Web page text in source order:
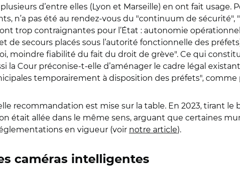
d’entre elles (Lyon et Marseille) en ont fait usage.
n’a pas été au rendez-vous du "continuum de
trop contraignantes pour l’État : autonomie
de secours placés sous l’autorité fonctionnelle des
moindre fiabilité du fait du droit de grève". Ce qui
la Cour préconise-t-elle d’aménager le cadre légal
temporairement à disposition des préfets", comme
recommandation est mise sur la table. En 2023, tirant le
était allée dans le même sens, arguant que certaines
en vigueur (voir notre article).
caméras intelligentes